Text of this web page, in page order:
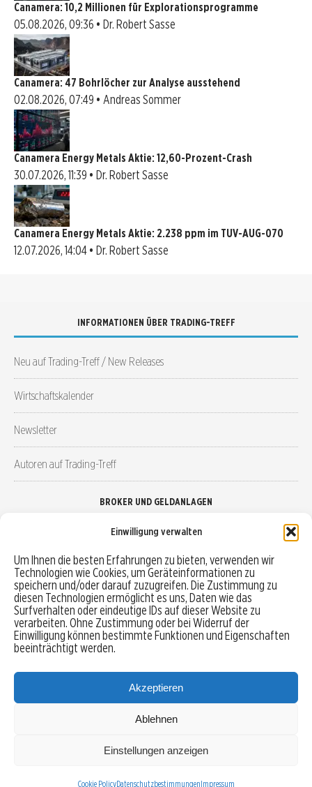
Einwilligung verwalten
Um Ihnen die besten Erfahrungen zu bieten, verwenden wir
Technologien wie Cookies, um Geräteinformationen zu
speichern und/oder darauf zuzugreifen. Die Zustimmung zu
diesen Technologien ermöglicht es uns, Daten wie das
Surfverhalten oder eindeutige IDs auf dieser Website zu
verarbeiten. Ohne Zustimmung oder bei Widerruf der
Einwilligung können bestimmte Funktionen und Eigenschaften
beeinträchtigt werden.
Akzeptieren
Ablehnen
Einstellungen anzeigen
Cookie PolicyDatenschutzbestimmungenImpressum
Canamera: 10,2 Millionen für Explorationsprogramme
05.08.2026, 09:36 • Dr. Robert Sasse
Canamera: 47 Bohrlöcher zur Analyse ausstehend
02.08.2026, 07:49 • Andreas Sommer
Canamera Energy Metals Aktie: 12,60-Prozent-Crash
30.07.2026, 11:39 • Dr. Robert Sasse
Canamera Energy Metals Aktie: 2.238 ppm im TUV-AUG-070
12.07.2026, 14:04 • Dr. Robert Sasse
INFORMATIONEN ÜBER TRADING-TREFF
Neu auf Trading-Treff / New Releases
Wirtschaftskalender
Newsletter
Autoren auf Trading-Treff
BROKER UND GELDANLAGEN
Robo-Advisor vergleichen
Depotvergleich
Festgeld vergleichen
Tagesgeld vergleichen